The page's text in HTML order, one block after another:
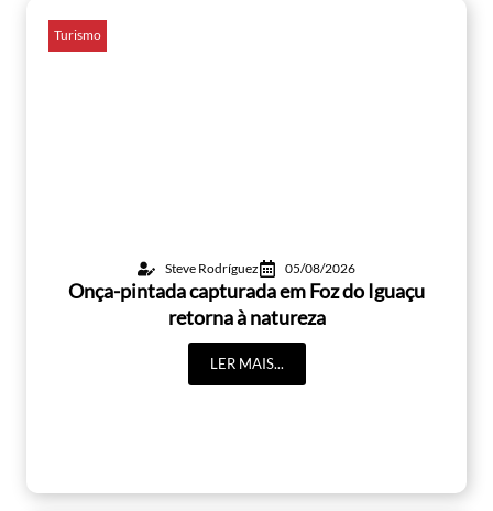
Turismo
Steve Rodríguez 05/08/2026
Onça-pintada capturada em Foz do Iguaçu
retorna à natureza
LER MAIS...